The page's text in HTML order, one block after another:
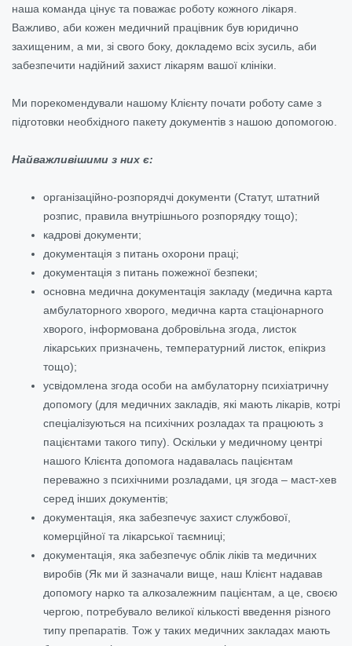
наша команда цінує та поважає роботу кожного лікаря.
Важливо, аби кожен медичний працівник був юридично
захищеним, а ми, зі свого боку, докладемо всіх зусиль, аби
забезпечити надійний захист лікарям вашої клініки.
Ми порекомендували нашому Клієнту почати роботу саме з
підготовки необхідного пакету документів з нашою допомогою.
Найважливішими з них є:
організаційно-розпорядчі документи (Статут, штатний
розпис, правила внутрішнього розпорядку тощо);
кадрові документи;
документація з питань охорони праці;
документація з питань пожежної безпеки;
основна медична документація закладу (медична карта
амбулаторного хворого, медична карта стаціонарного
хворого, інформована добровільна згода, листок
лікарських призначень, температурний листок, епікриз
тощо);
усвідомлена згода особи на амбулаторну психіатричну
допомогу (для медичних закладів, які мають лікарів, котрі
спеціалізуються на психічних розладах та працюють з
пацієнтами такого типу). Оскільки у медичному центрі
нашого Клієнта допомога надавалась пацієнтам
переважно з психічними розладами, ця згода – маст-хев
серед інших документів;
документація, яка забезпечує захист службової,
комерційної та лікарської таємниці;
документація, яка забезпечує облік ліків та медичних
виробів (Як ми й зазначали вище, наш Клієнт надавав
допомогу нарко та алкозалежним пацієнтам, а це, своєю
чергою, потребувало великої кількості введення різного
типу препаратів. Тож у таких медичних закладах мають